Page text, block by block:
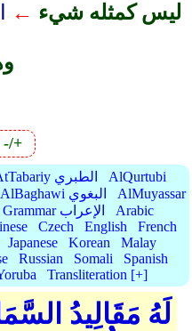
ليس كمثله شيء ←
-/+
AtTabariy الطبري
AlQurtubi
AlBaghawi البغوي
AlMuyassar
Grammar الإعراب
Arabic
Czech English
French
Japanese Korean
Malay
Russian Somali
Spanish
Transliteration [+]
لَهُ مَقَالِيدُ